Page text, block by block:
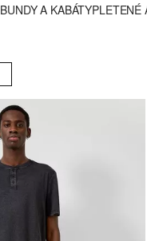
BUNDY A KABÁTYPLETENÉ